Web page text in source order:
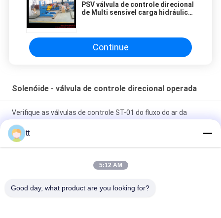
PSV válvula de controle direcional
de Multi sensível carga hidráulica
Continue
Solenóide - válvula de controle direcional operada
Verifique as válvulas de controle ST-01 do fluxo do ar da
canela do controle de bola, ST-02
3/2 de válvula de solenóide de bronze a acção directa G1/8 da
diafragma do gerador do oxigênio G1/4
tt
5:12 AM
Good day, what product are you looking for?